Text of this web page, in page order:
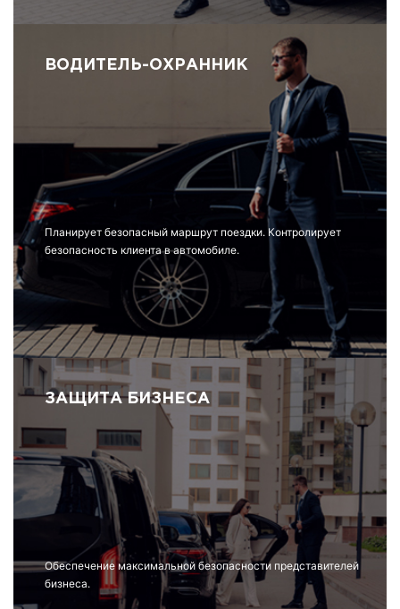
ВОДИТЕЛЬ-ОХРАННИК
Планирует безопасный маршрут поездки. Контролирует
безопасность клиента в автомобиле.
ЗАЩИТА БИЗНЕСА
Обеспечение максимальной безопасности представителей
бизнеса.